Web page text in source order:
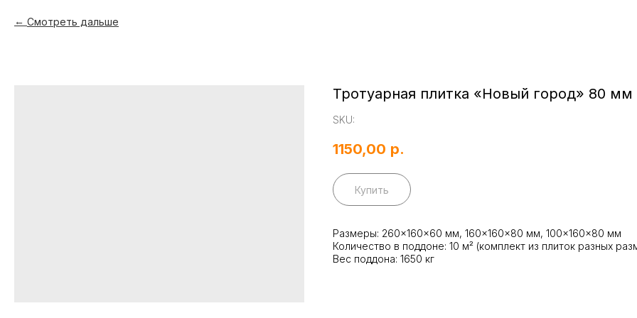
Смотреть дальше
Тротуарная плитка «Новый город» 80 мм
SKU:
1150,00 р.
Купить
Размеры: 260×160×60 мм, 160×160×80 мм, 100×160×80 мм
Количество в поддоне: 10 м² (комплект из плиток разных
Вес поддона: 1650 кг